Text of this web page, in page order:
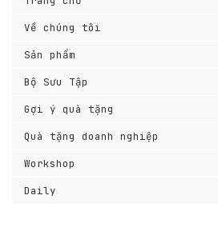
Về chúng tôi
Sản phẩm
Bộ Sưu Tập
Gợi ý quà tặng
Quà tặng doanh nghiệp
Workshop
Daily